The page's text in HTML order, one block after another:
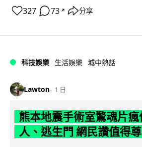
327 73 ↗ 分享
科技娛樂 生活娛樂 城中熱話
Lawton 1 日
熊本地震手術室驚魂片
人、逃生門 網民讚值得